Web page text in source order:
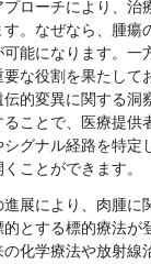
ローチにより、治
。なぜなら、腫瘍
能になります。一
要な役割を果たして
的変異に関する洞
ことで、医療提供
グナル経路を特定
ことができます。
展により、肉腫に
とする標的療法が
の化学療法や放射線